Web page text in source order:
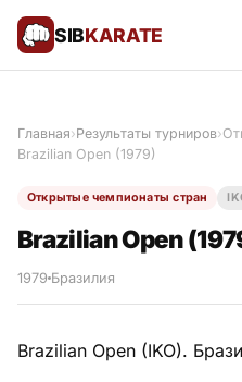
SIBKARATE
Все статьи
Результаты турниров
Главная›Результаты турниров›
Brazilian Open (1979)
Открытые чемпионаты стран
Brazilian Open
1979 Бразилия
Brazilian Open (IKO).